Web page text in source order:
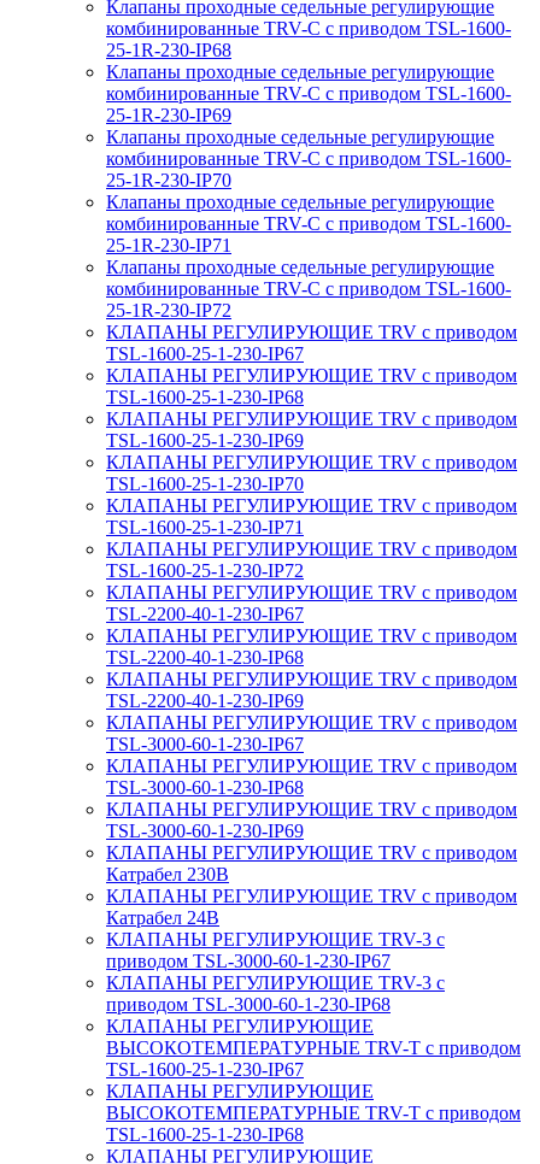
Клапаны проходные седельные регулирующие
комбинированные TRV-С с приводом TSL-1600-
25-1R-230-IP68
Клапаны проходные седельные регулирующие
комбинированные TRV-С с приводом TSL-1600-
25-1R-230-IP69
Клапаны проходные седельные регулирующие
комбинированные TRV-С с приводом TSL-1600-
25-1R-230-IP70
Клапаны проходные седельные регулирующие
комбинированные TRV-С с приводом TSL-1600-
25-1R-230-IP71
Клапаны проходные седельные регулирующие
комбинированные TRV-С с приводом TSL-1600-
25-1R-230-IP72
КЛАПАНЫ РЕГУЛИРУЮЩИЕ TRV с приводом
TSL-1600-25-1-230-IP67
КЛАПАНЫ РЕГУЛИРУЮЩИЕ TRV с приводом
TSL-1600-25-1-230-IP68
КЛАПАНЫ РЕГУЛИРУЮЩИЕ TRV с приводом
TSL-1600-25-1-230-IP69
КЛАПАНЫ РЕГУЛИРУЮЩИЕ TRV с приводом
TSL-1600-25-1-230-IP70
КЛАПАНЫ РЕГУЛИРУЮЩИЕ TRV с приводом
TSL-1600-25-1-230-IP71
КЛАПАНЫ РЕГУЛИРУЮЩИЕ TRV с приводом
TSL-1600-25-1-230-IP72
КЛАПАНЫ РЕГУЛИРУЮЩИЕ TRV с приводом
TSL-2200-40-1-230-IP67
КЛАПАНЫ РЕГУЛИРУЮЩИЕ TRV с приводом
TSL-2200-40-1-230-IP68
КЛАПАНЫ РЕГУЛИРУЮЩИЕ TRV с приводом
TSL-2200-40-1-230-IP69
КЛАПАНЫ РЕГУЛИРУЮЩИЕ TRV с приводом
TSL-3000-60-1-230-IP67
КЛАПАНЫ РЕГУЛИРУЮЩИЕ TRV с приводом
TSL-3000-60-1-230-IP68
КЛАПАНЫ РЕГУЛИРУЮЩИЕ TRV с приводом
TSL-3000-60-1-230-IP69
КЛАПАНЫ РЕГУЛИРУЮЩИЕ TRV с приводом
Катрабел 230В
КЛАПАНЫ РЕГУЛИРУЮЩИЕ TRV с приводом
Катрабел 24В
КЛАПАНЫ РЕГУЛИРУЮЩИЕ TRV-3 с
приводом TSL-3000-60-1-230-IP67
КЛАПАНЫ РЕГУЛИРУЮЩИЕ TRV-3 с
приводом TSL-3000-60-1-230-IP68
КЛАПАНЫ РЕГУЛИРУЮЩИЕ
ВЫСОКОТЕМПЕРАТУРНЫЕ TRV-T с приводом
TSL-1600-25-1-230-IP67
КЛАПАНЫ РЕГУЛИРУЮЩИЕ
ВЫСОКОТЕМПЕРАТУРНЫЕ TRV-T с приводом
TSL-1600-25-1-230-IP68
КЛАПАНЫ РЕГУЛИРУЮЩИЕ